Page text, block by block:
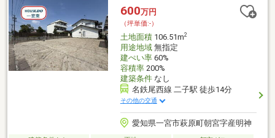
間。キッズスペースも完備。 ご家族そろってお越しくださいま
せ。お問い合わせお待ちしております！ご来店・ご案内可能で
す！ご希望のお日にちをお気軽にご連絡下さい♪
600万円
（坪単価:-）
土地面積106.51m2
用途地域無指定
建ぺい率60%
容積率200%
建築条件なし
名鉄尾西線 二子駅 徒歩14分
その他の交通
愛知県一宮市萩原町朝宮字産明神